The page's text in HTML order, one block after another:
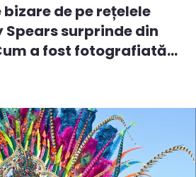
de pe rețelele
Spears surprinde din
a fost fotografiată